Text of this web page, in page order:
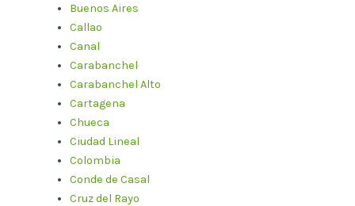
Buenos Aires
Callao
Canal
Carabanchel
Carabanchel Alto
Cartagena
Chueca
Ciudad Lineal
Colombia
Conde de Casal
Cruz del Rayo